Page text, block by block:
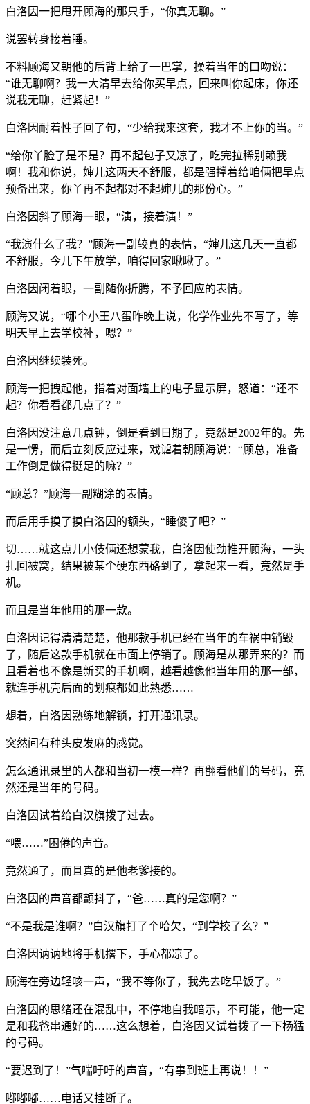
白洛因一把甩开顾海的那只手，“你真无聊。”
说罢转身接着睡。
不料顾海又朝他的后背上给了一巴掌，操着当年的口吻说：
“谁无聊啊？我一大清早去给你买早点，回来叫你起床，你还
说我无聊，赶紧起！”
白洛因耐着性子回了句，“少给我来这套，我才不上你的当。”
“给你丫脸了是不是？再不起包子又凉了，吃完拉稀别赖我
啊！我和你说，婶儿这两天不舒服，都是强撑着给咱俩把早点
预备出来，你丫再不起都对不起婶儿的那份心。”
白洛因斜了顾海一眼，“演，接着演！”
“我演什么了我？”顾海一副较真的表情，“婶儿这几天一直都
不舒服，今儿下午放学，咱得回家瞅瞅了。”
白洛因闭着眼，一副随你折腾，不予回应的表情。
顾海又说，“哪个小王八蛋昨晚上说，化学作业先不写了，等
明天早上去学校补，嗯？”
白洛因继续装死。
顾海一把拽起他，指着对面墙上的电子显示屏，怒道：“还不
起？你看看都几点了？”
白洛因没注意几点钟，倒是看到日期了，竟然是2002年的。先
是一愣，而后立刻反应过来，戏谑着朝顾海说：“顾总，准备
工作倒是做得挺足的嘛？”
“顾总？”顾海一副糊涂的表情。
而后用手摸了摸白洛因的额头，“睡傻了吧？”
切……就这点儿小伎俩还想蒙我，白洛因使劲推开顾海，一头
扎回被窝，结果被某个硬东西硌到了，拿起来一看，竟然是手
机。
而且是当年他用的那一款。
白洛因记得清清楚楚，他那款手机已经在当年的车祸中销毁
了，随后这款手机就在市面上停销了。顾海是从那弄来的？而
且看着也不像是新买的手机啊，越看越像他当年用的那一部，
就连手机壳后面的划痕都如此熟悉……
想着，白洛因熟练地解锁，打开通讯录。
突然间有种头皮发麻的感觉。
怎么通讯录里的人都和当初一模一样？再翻看他们的号码，竟
然还是当年的号码。
白洛因试着给白汉旗拨了过去。
“喂……”困倦的声音。
竟然通了，而且真的是他老爹接的。
白洛因的声音都颤抖了，“爸……真的是您啊？”
“不是我是谁啊？”白汉旗打了个哈欠，“到学校了么？”
白洛因讷讷地将手机撂下，手心都凉了。
顾海在旁边轻咳一声，“我不等你了，我先去吃早饭了。”
白洛因的思绪还在混乱中，不停地自我暗示，不可能，他一定
是和我爸串通好的……这么想着，白洛因又试着拨了一下杨猛
的号码。
“要迟到了！”气喘吁吁的声音，“有事到班上再说！！”
嘟嘟嘟……电话又挂断了。